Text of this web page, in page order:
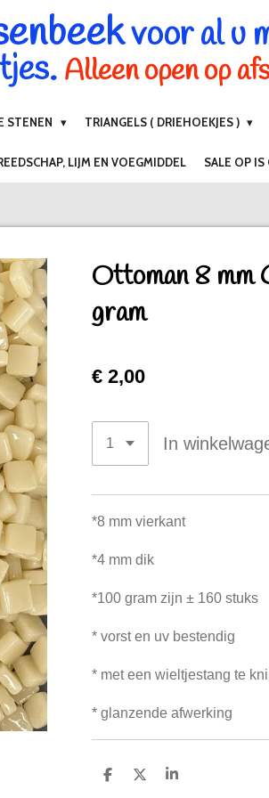
voor al u
Alleen open op
STENEN TRIANGELS ( DRIEHOEKJES )
LIJM EN VOEGMIDDEL SALE OP IS
Ottoman 8 mm
gram
€ 2,00
In
*8 mm vierkant
*4 mm dik
*100 gram zijn ± 160 stuks
* vorst en uv bestendig
* met een wieltjestang te
* glanzende afwerking
D
D
S